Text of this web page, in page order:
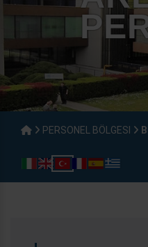
PERSONEL BÖLGESI